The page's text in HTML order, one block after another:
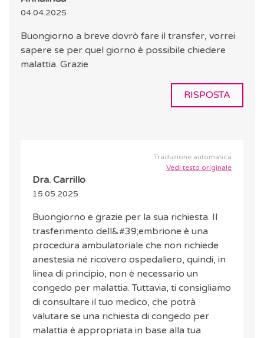
04.04.2025
Buongiorno a breve dovrò fare il transfer, vorrei
sapere se per quel giorno è possibile chiedere
malattia. Grazie
RISPOSTA
Traduzione automatica
Vedi testo originale
Dra. Carrillo
15.05.2025
Buongiorno e grazie per la sua richiesta. Il
trasferimento dell&#39;embrione è una
procedura ambulatoriale che non richiede
anestesia né ricovero ospedaliero, quindi, in
linea di principio, non è necessario un
congedo per malattia. Tuttavia, ti consigliamo
di consultare il tuo medico, che potrà
valutare se una richiesta di congedo per
malattia è appropriata in base alla tua